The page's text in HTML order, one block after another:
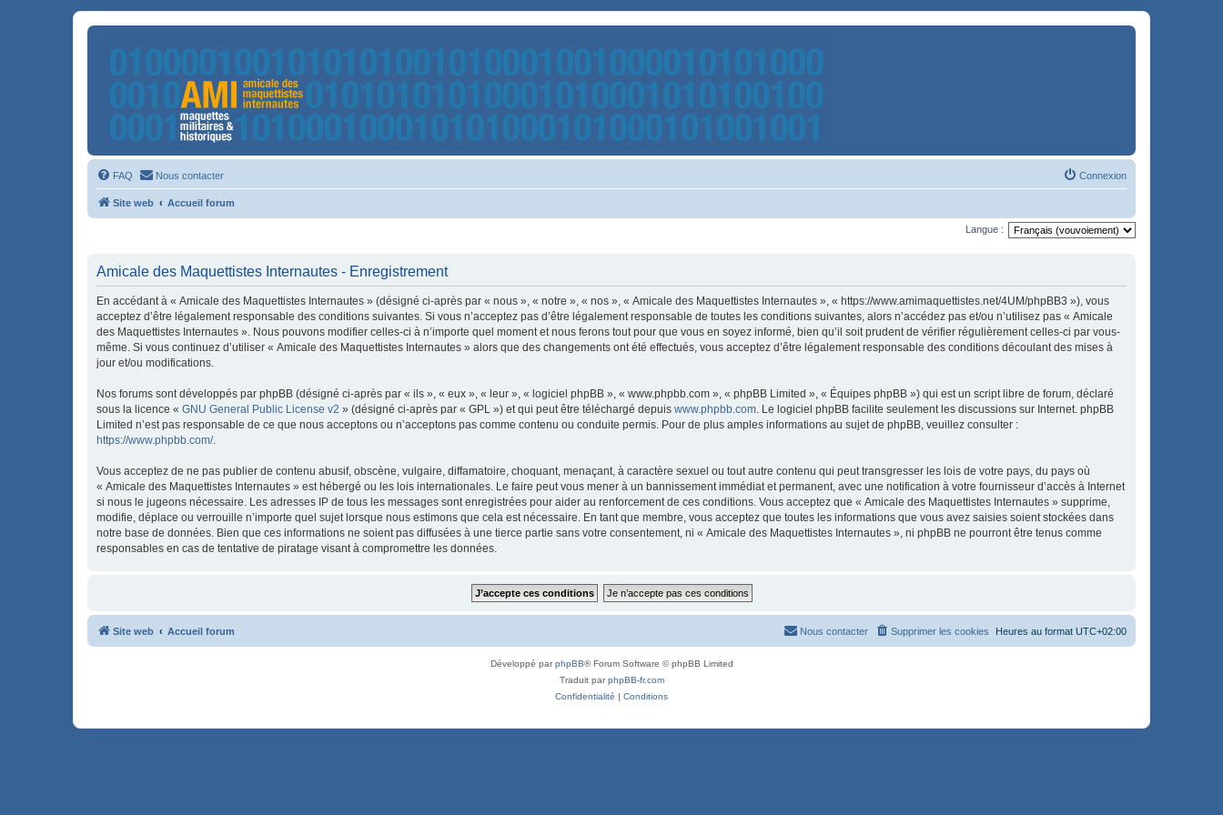
FAQ Nous contacter Connexion
Site web Accueil forum
Langue :
Amicale des Maquettistes Internautes - Enregistrement
En accédant à « Amicale des Maquettistes Internautes » (désigné ci-après par « nous », « notre », « nos », « Amicale des Maquettistes Internautes », « https://www.amimaquettistes.net/4UM/phpBB3 »), vous
acceptez d’être légalement responsable des conditions suivantes. Si vous n’acceptez pas d’être légalement responsable de toutes les conditions suivantes, alors n’accédez pas et/ou n’utilisez pas « Amicale
des Maquettistes Internautes ». Nous pouvons modifier celles-ci à n’importe quel moment et nous ferons tout pour que vous en soyez informé, bien qu’il soit prudent de vérifier régulièrement celles-ci par vous-
même. Si vous continuez d’utiliser « Amicale des Maquettistes Internautes » alors que des changements ont été effectués, vous acceptez d’être légalement responsable des conditions découlant des mises à
jour et/ou modifications.
Nos forums sont développés par phpBB (désigné ci-après par « ils », « eux », « leur », « logiciel phpBB », « www.phpbb.com », « phpBB Limited », « Équipes phpBB ») qui est un script libre de forum, déclaré
sous la licence « GNU General Public License v2 » (désigné ci-après par « GPL ») et qui peut être téléchargé depuis www.phpbb.com . Le logiciel phpBB facilite seulement les discussions sur Internet. phpBB
Limited n’est pas responsable de ce que nous acceptons ou n’acceptons pas comme contenu ou conduite permis. Pour de plus amples informations au sujet de phpBB, veuillez consulter :
https://www.phpbb.com/.
Vous acceptez de ne pas publier de contenu abusif, obscène, vulgaire, diffamatoire, choquant, menaçant, à caractère sexuel ou tout autre contenu qui peut transgresser les lois de votre pays, du pays où
« Amicale des Maquettistes Internautes » est hébergé ou les lois internationales. Le faire peut vous mener à un bannissement immédiat et permanent, avec une notification à votre fournisseur d’accès à Internet
si nous le jugeons nécessaire. Les adresses IP de tous les messages sont enregistrées pour aider au renforcement de ces conditions. Vous acceptez que « Amicale des Maquettistes Internautes » supprime,
modifie, déplace ou verrouille n’importe quel sujet lorsque nous estimons que cela est nécessaire. En tant que membre, vous acceptez que toutes les informations que vous avez saisies soient stockées dans
notre base de données. Bien que ces informations ne soient pas diffusées à une tierce partie sans votre consentement, ni « Amicale des Maquettistes Internautes », ni phpBB ne pourront être tenus comme
responsables en cas de tentative de piratage visant à compromettre les données.
Site web Accueil forum Heures au format UTC+02:00
Supprimer les cookies
Nous contacter
Développé parphpBB® Forum Software © phpBB Limited
Traduit parphpBB-fr.com
Confidentialité | Conditions